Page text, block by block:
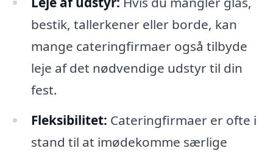
bestik, tallerkener eller borde, kan
mange cateringfirmaer også tilbyde
leje af det nødvendige udstyr til din
fest.
Fleksibilitet: Cateringfirmaer er ofte i
stand til at imødekomme særlige